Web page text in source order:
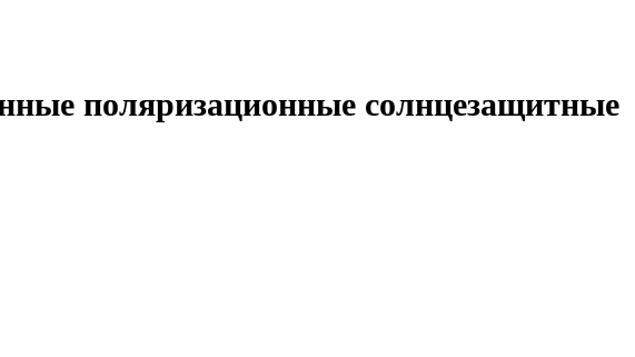
поляризационные солнцезащитные